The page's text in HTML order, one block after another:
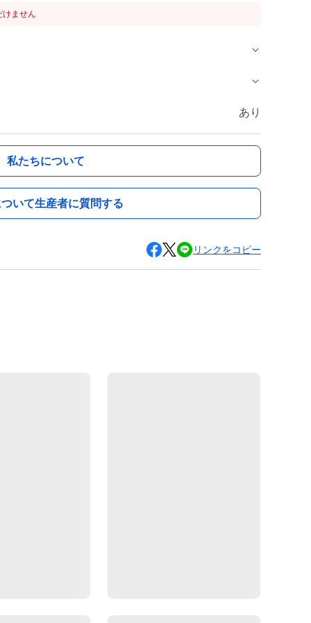
けません
あり
私たちについて
いて生産者に質問する
リンクをコピー